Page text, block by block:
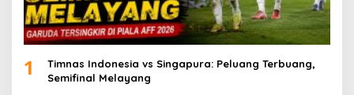
1
Timnas Indonesia vs Singapura: Peluang Terbuang,
Semifinal Melayang